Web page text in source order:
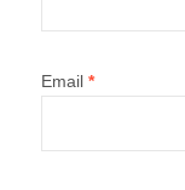
Email *